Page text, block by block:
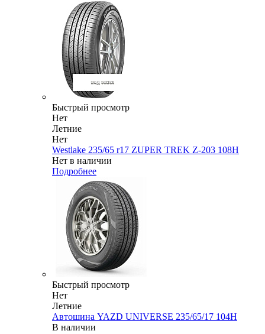
Быстрый просмотр
Нет
Летние
Нет
Westlake 235/65 r17 ZUPER TREK Z-203 108H
Нет в наличии
Подробнее
Быстрый просмотр
Нет
Летние
Автошина YAZD UNIVERSE 235/65/17 104H
В наличии